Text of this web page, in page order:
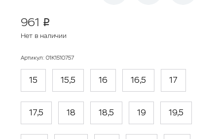
961 p
Нет в наличии
Артикул: 01К1510757
15 15,5 16 16,5 17
17,5 18 18,5 19 19,5